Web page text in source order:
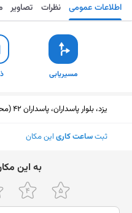
مسیریابی ذخیره اطلاعات عمومی نظرات تصاویر
مسیریابی
یزد، بلوار پاسداران، پاسداران 42 (محله‌ی پاسداران)
ثبتساعت کاری این مکان
ﺑﻪ اﯾﻦ